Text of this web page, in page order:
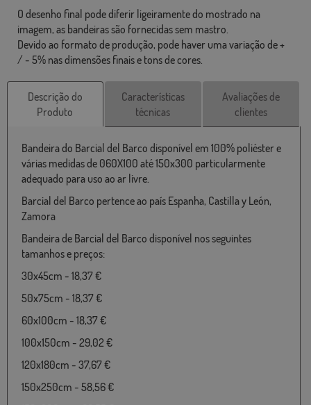
O desenho final pode diferir ligeiramente do mostrado na
imagem, as bandeiras são fornecidas sem mastro.
Devido ao formato de produção, pode haver uma variação de +
/ - 5% nas dimensões finais e tons de cores.
Descrição do
Produto
Características
técnicas
Avaliações de
clientes
Bandeira do Barcial del Barco disponível em 100% poliéster e
várias medidas de 060X100 até 150x300 particularmente
adequado para uso ao ar livre.
Barcial del Barco pertence ao país Espanha, Castilla y León,
Zamora
Bandeira de Barcial del Barco disponível nos seguintes
tamanhos e preços:
30x45cm - 18,37 €
50x75cm - 18,37 €
60x100cm - 18,37 €
100x150cm - 29,02 €
120x180cm - 37,67 €
150x250cm - 58,56 €